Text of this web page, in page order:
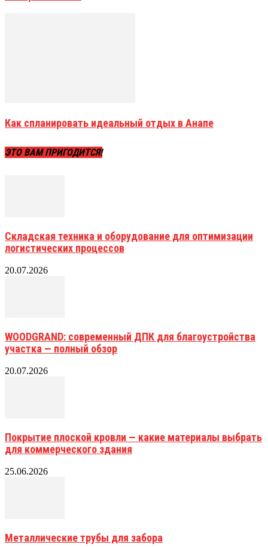
Как спланировать идеальный отдых в Анапе
ЭТО ВАМ ПРИГОДИТСЯ!
Складская техника и оборудование для оптимизации
логистических процессов
20.07.2026
WOODGRAND: современный ДПК для благоустройства
участка — полный обзор
20.07.2026
Покрытие плоской кровли — какие материалы выбрать
для коммерческого здания
25.06.2026
Металлические трубы для забора